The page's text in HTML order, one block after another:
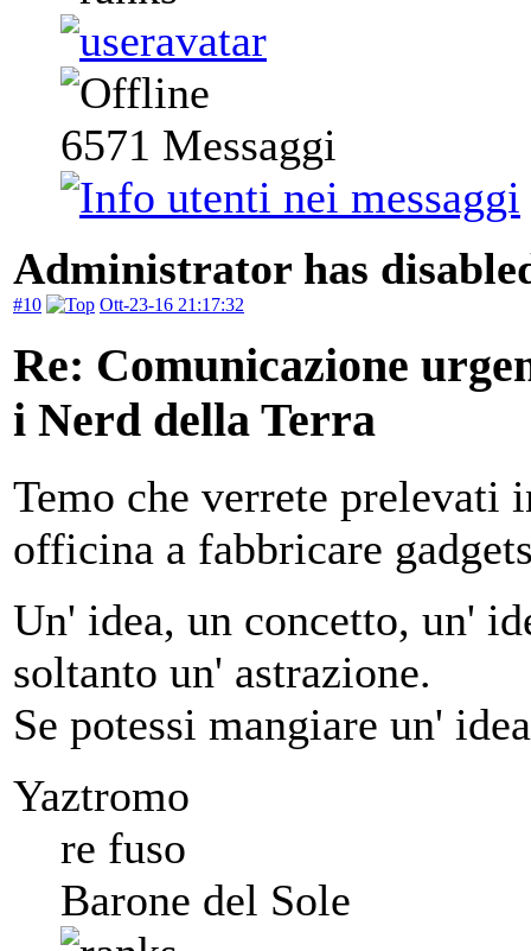
6571 Messaggi
Administrator has
#10 Ott-23-16 21:17:32
Re: Comunicazione
i Nerd della Terra
Temo che verrete prelevati
officina a fabbricare
Un' idea, un concetto, un'
soltanto un' astrazione.
Se potessi mangiare un'
Yaztromo
re fuso
Barone del Sole